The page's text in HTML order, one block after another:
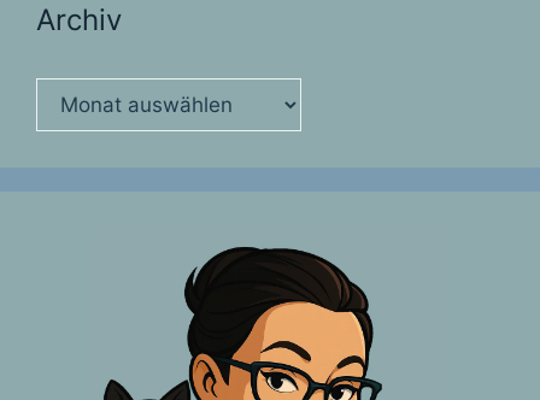
Archiv
Archiv